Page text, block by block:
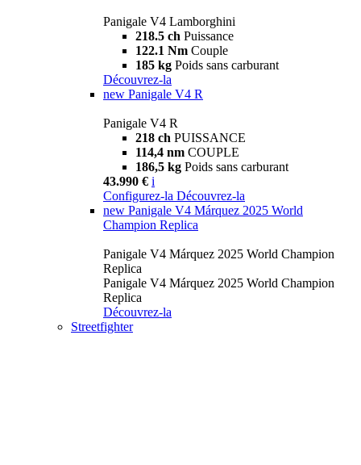
Panigale V4 Lamborghini
218.5 ch Puissance
122.1 Nm Couple
185 kg Poids sans carburant
Découvrez-la
new Panigale V4 R
Panigale V4 R
218 ch PUISSANCE
114,4 nm COUPLE
186,5 kg Poids sans carburant
43.990 € i
Configurez-la Découvrez-la
new Panigale V4 Márquez 2025 World
Champion Replica
Panigale V4 Márquez 2025 World Champion
Replica
Panigale V4 Márquez 2025 World Champion
Replica
Découvrez-la
Streetfighter